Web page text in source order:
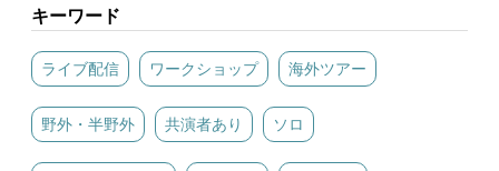
キーワード
ライブ配信 ワークショップ 海外ツアー
野外・半野外 共演者あり ソロ